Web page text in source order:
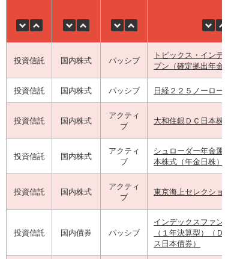
投資信託 国内株式 パッシブ
トピックス・イン
プン（確定拠出年金
投資信託 国内株式 パッシブ 日経２２５ノーロー
投資信託 国内株式
アクティ
ブ
大和住銀ＤＣ日本株
投資信託 国内株式
アクティ
ブ
シュローダー年金
本株式（年金日株）
投資信託 国内株式
アクティ
ブ
東京海上セレクシ
投資信託 国内債券 パッシブ
インデックスファン
（１年決算型）（
ス日本債券）